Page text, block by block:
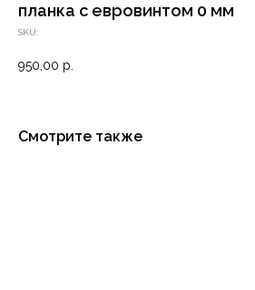
планка с евровинтом 0 мм
SKU:
950,00 р.
Смотрите также